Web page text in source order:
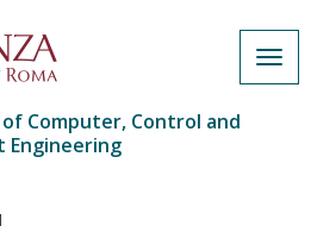
Computer, Control and
Engineering